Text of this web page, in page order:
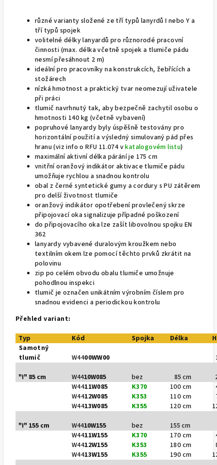
různé varianty složené ze tří typů lanyrdů I nebo Y a
tří typů spojek
volitelné délky lanyardů pro různorodé pracovní
činnosti (max. délka včetně spojek a tlumiče pádu
nesmí přesáhnout 2 m)
ideální pro pracovníky na konstrukcích, žebřících a
stožárech
nízká hmotnost a praktický tvar neomezují uživatele
při práci
tlumič navrhnutý tak, aby bezpečně zachytil osobu o
hmotnosti 140 kg (včetně vybavení)
popruhové lanyardy byly úspěšně testovány pro
horizontální použití a výsledný simulovaný pád přes
hranu (viz info o RFU 11.074 vkatalogovém listu)
maximální aktivní délka párání je 175 cm
vnitřní oranžový indikátor aktivace tlumiče pádu
umožňuje rychlou a snadnou kontrolu
obal z černé syntetické gumy a cordury s PU zátěrem
pro delší životnost tlumiče
oranžový indikátor opotřebení provlečený skrze
připojovací oka signalizuje případné poškození
do připojovacího oka lze zašít libovolnou spojku EN
362
lanyardy vybavené duralovým kroužkem nebo
textilním okem lze pomocí těchto prvků zkrátit na
polovinu
zip po celém obvodu obalu tlumiče umožnuje
pohodlnou inspekci
tlumič je označen unikátním výrobním číslem pro
snadnou evidenci a periodickou kontrolu
Přehled variant:
Typ
Kód Spojka Délka
Samotný
tlumič
W4400WW00
"I" 85 cm
W4410W085 bez 85 cm
W4411W085 K370 100 cm
W4412W085 K353 110 cm
W4413W085 K355 120 cm
"I" 155 cm
W4410W155 bez 155 cm
W4411W155 K370 170 cm
W4412W155 K353 180 cm
W4413W155 K355 190 cm